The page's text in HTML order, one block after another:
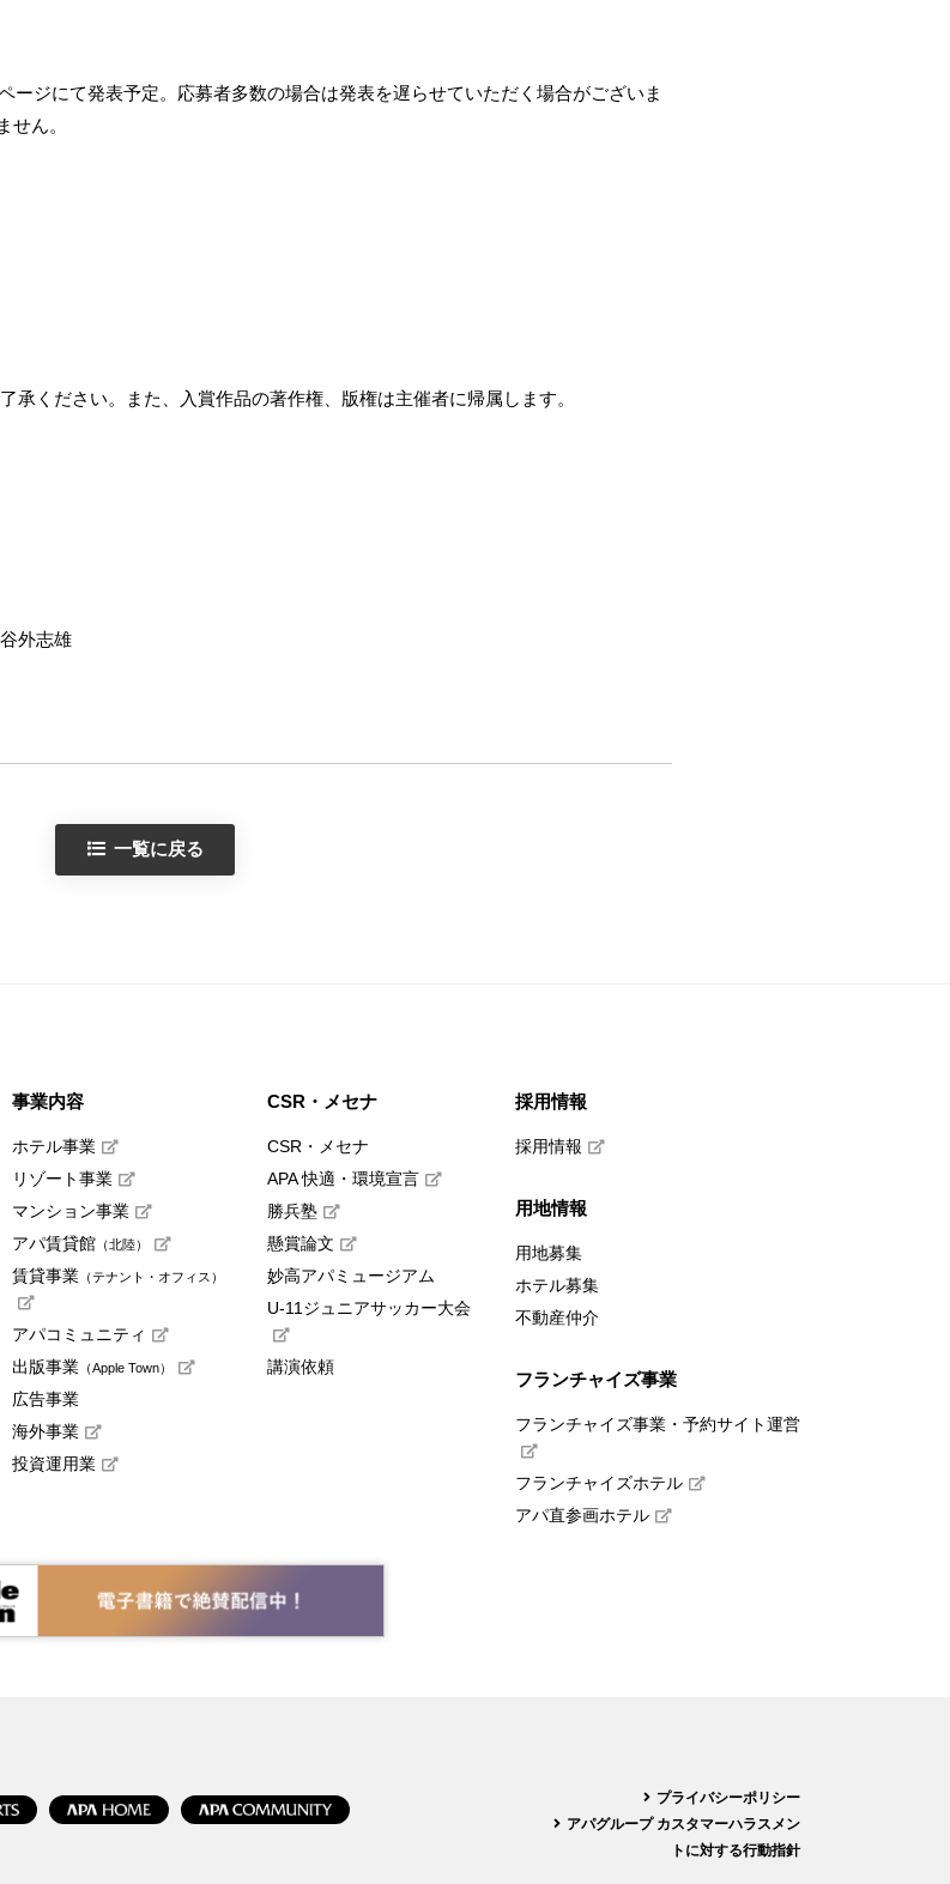
ージにて発表予定。応募者多数の場合は発表を遅らせていただく場合がございま
せん。
ください。また、入賞作品の著作権、版権は主催者に帰属します。
外志雄
一覧に戻る
事業内容
ホテル事業
リゾート事業
マンション事業
アパ賃貸館（北陸）
賃貸事業（テナント・オフィス）
アパコミュニティ
出版事業（Apple Town）
広告事業
海外事業
投資運用業
CSR・メセナ
CSR・メセナ
APA 快適・環境宣言
勝兵塾
懸賞論文
妙高アパミュージアム
U-11ジュニアサッカー大会
講演依頼
採用情報
採用情報
用地情報
用地募集
ホテル募集
不動産仲介
フランチャイズ事業
フランチャイズ事業・予約サイト運営
フランチャイズホテル
アパ直参画ホテル
プライバシーポリシー
アパグループ カスタマーハラスメン
トに対する行動指針